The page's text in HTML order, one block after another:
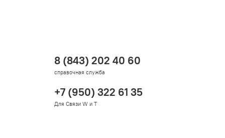
8 (843) 202 40 60
справочная служба
+7 (950) 322 61 35
Для Связи W и T